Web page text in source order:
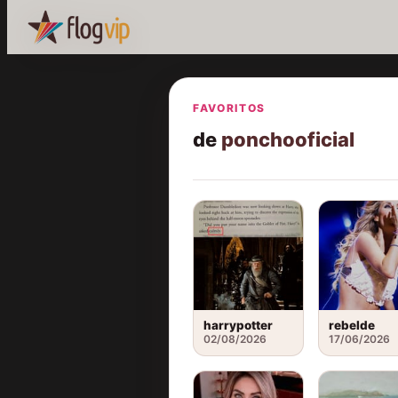
FAVORITOS
de ponchooficial
harrypotter
02/08/2026
rebelde
17/06/2026